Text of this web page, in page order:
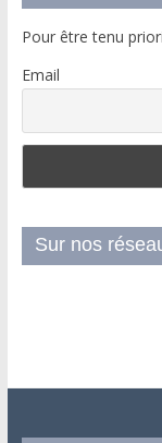
Pour être tenu
Email
Sur nos